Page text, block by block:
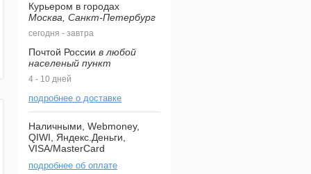
Курьером в городах
Москва, Санкт-Петербург
сегодня - завтра
Почтой России в любой
населеный пункт
4 - 10 дней
подробнее о доставке
Наличными, Webmoney,
QIWI, Яндекс.Деньги,
VISA/MasterCard
подробнее об оплате